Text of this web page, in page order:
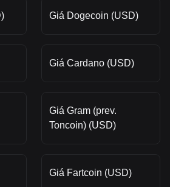
Giá Dogecoin (USD)
Giá Cardano (USD)
Giá Gram (prev.
Toncoin) (USD)
Giá Fartcoin (USD)